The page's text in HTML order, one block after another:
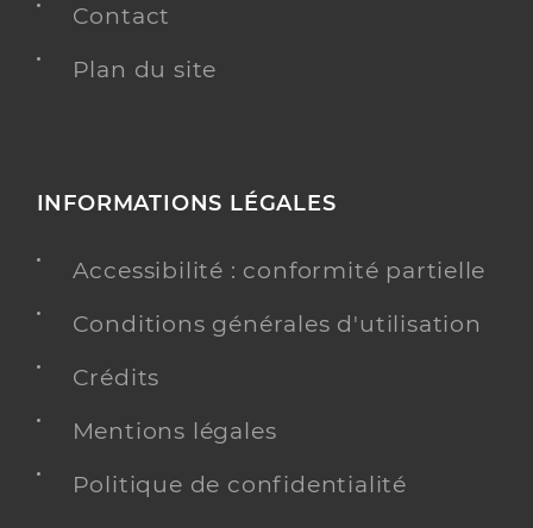
Contact
Plan du site
INFORMATIONS LÉGALES
Accessibilité : conformité partielle
Conditions générales d'utilisation
Crédits
Mentions légales
Politique de confidentialité